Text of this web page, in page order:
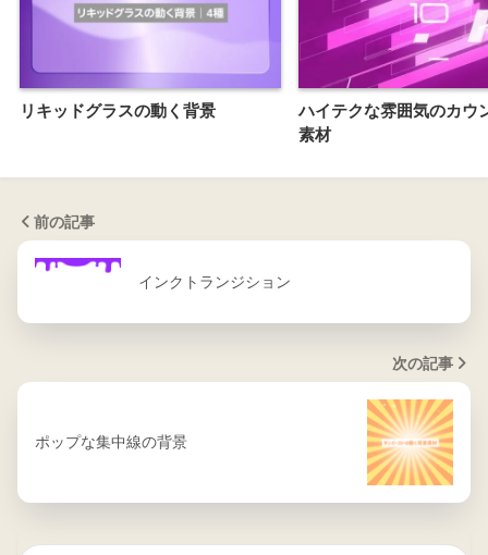
リキッドグラスの動く背景
ハイテクな雰囲気のカウ
素材
前の記事
インクトランジション
次の記事
ポップな集中線の背景